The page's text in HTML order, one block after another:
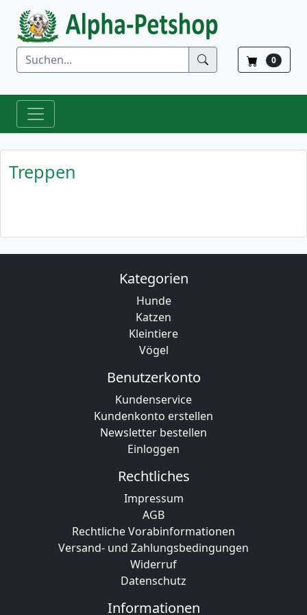
0
Treppen
Kategorien
Hunde
Katzen
Kleintiere
Vögel
Benutzerkonto
Kundenservice
Kundenkonto erstellen
Newsletter bestellen
Einloggen
Rechtliches
Impressum
AGB
Rechtliche Vorabinformationen
Versand- und Zahlungsbedingungen
Widerruf
Datenschutz
Informationen